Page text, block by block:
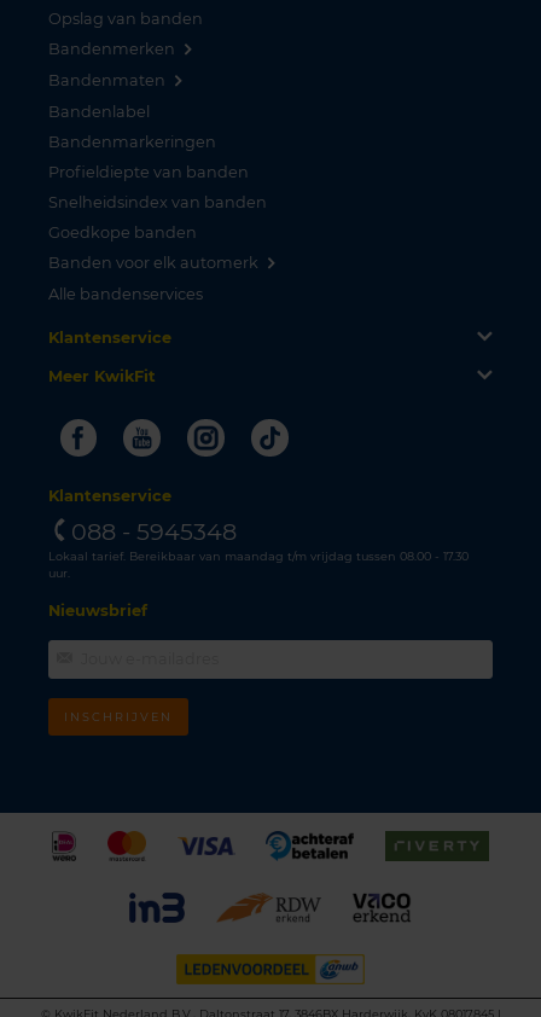
Opslag van banden
Bandenmerken
Bandenmaten
Bandenlabel
Bandenmarkeringen
Profieldiepte van banden
Snelheidsindex van banden
Goedkope banden
Banden voor elk automerk
Alle bandenservices
Klantenservice
Meer KwikFit
FacebookYoutubeInstagram
Tiktok
Klantenservice
088 - 5945348
Lokaal tarief. Bereikbaar van maandag t/m vrijdag tussen 08.00 - 17.30
uur.
Nieuwsbrief
INSCHRIJVEN